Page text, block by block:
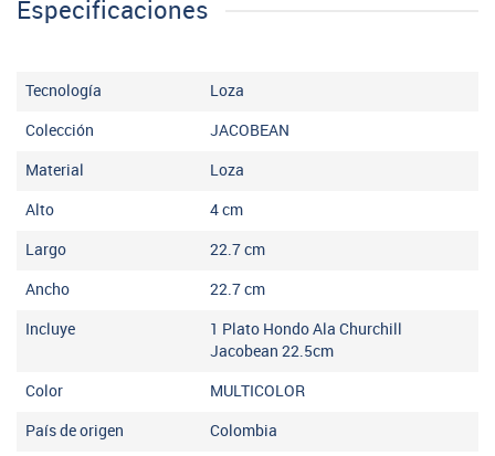
Especificaciones
Tecnología Loza
Colección JACOBEAN
Material Loza
Alto 4cm
Largo 22.7cm
Ancho 22.7cm
Incluye
1 Plato Hondo Ala Churchill
Jacobean 22.5cm
Color MULTICOLOR
País de origen Colombia